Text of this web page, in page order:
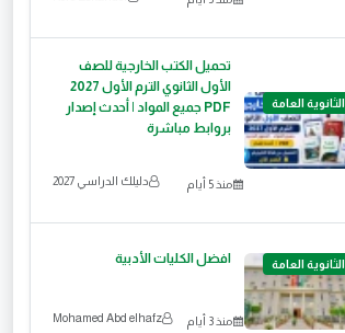
الثانوية العامة
تحميل الكتب الخارجية للصف
الأول الثانوي الترم الأول 2027
PDF جميع المواد | أحدث إصدار
بروابط مباشرة
منذ 5 أيام دليلك الدراسي 2027
الثانوية العامة افضل الكليات الأدبية
منذ 3 أيام Mohamed Abd elhafz